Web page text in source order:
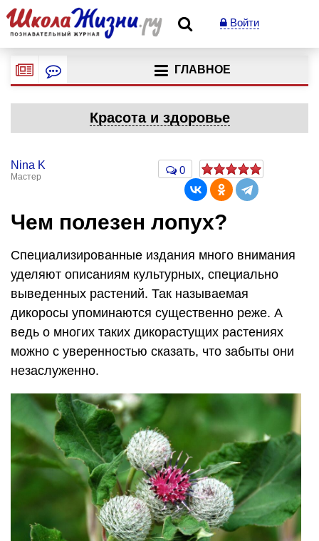
Войти
ГЛАВНОЕ
Красота и здоровье
Nina K
Мастер
0
Чем полезен лопух?
Специализированные издания много внимания
уделяют описаниям культурных, специально
выведенных растений. Так называемая
дикоросы упоминаются существенно реже. А
ведь о многих таких дикорастущих растениях
можно с уверенностью сказать, что забыты они
незаслуженно.